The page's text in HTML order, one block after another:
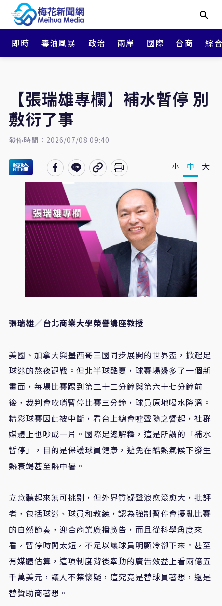
即時 毒油風暴 政治 兩岸 國際 台商 綜
【張瑞雄專欄】補水暫停 別
敷衍了事
發佈時間：2026/07/08 09:40
評論 小 中 大
張瑞雄／台北商業大學榮譽講座教授
美國、加拿大與墨西哥三國同步展開的世界盃，掀起足
球迷的熬夜觀戰。但北半球酷夏，球賽場邊多了一個新
畫面，每場比賽踢到第二十二分鐘與第六十七分鐘前
後，裁判會吹哨暫停比賽三分鐘，球員原地喝水降溫。
精彩球賽因此被中斷，看台上總會噓聲隨之響起，社群
媒體上也吵成一片。國際足總解釋，這是所謂的「補水
暫停」，目的是保護球員健康，避免在酷熱氣候下發生
熱衰竭甚至熱中暑。
立意聽起來無可挑剔，但外界質疑聲浪愈滾愈大，批評
者，包括球迷、球員和教練，認為強制暫停會擾亂比賽
的自然節奏，迎合商業廣播廣告，而且從科學角度來
看，暫停時間太短，不足以讓球員明顯冷卻下來。甚至
有媒體估算，這項制度背後牽動的廣告效益上看兩億五
千萬美元，讓人不禁懷疑，這究竟是替球員著想，還是
替贊助商著想。